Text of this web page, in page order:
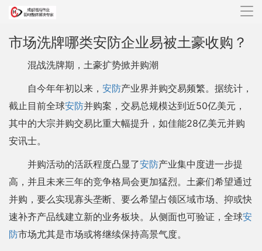
导
市场洗牌哪类安防企业易被土豪收购？
混战洗牌期，土豪扩势掀并购潮
自今年年初以来， 安防产业界并购交易频繁。据统计，
截止目前全球安防并购案，交易总规模达到近50亿美元，
其中的大宗并购交易比重大幅提升，如佳能28亿美元并购
安讯士。
并购活动的活跃程度凸显了安防产业集中度进一步提
高，并且未来三年的竞争格局会更加猛烈。土豪们希望通过
并购，要么实现寡头垄断、要么希望占领区域市场、抑或快
速补齐产品线建立新的业务板块。从侧面也可验证，全球安
防市场尤其是市场或将继续保持高景气度。